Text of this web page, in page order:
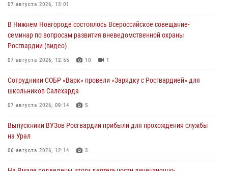
07 августа 2026, 13:01
В Нижнем Новгороде состоялось Всероссийское совещание-
семинар по вопросам развития вневедомственной охраны
Росгвардии (видео)
07 августа 2026, 12:55 10 1
Сотрудники СОБР «Варк» провели «Зарядку с Росгвардией» для
школьников Салехарда
07 августа 2026, 09:14 5
Выпускники ВУЗов Росгвардии прибыли для прохождения службы
на Урал
06 августа 2026, 12:14 3